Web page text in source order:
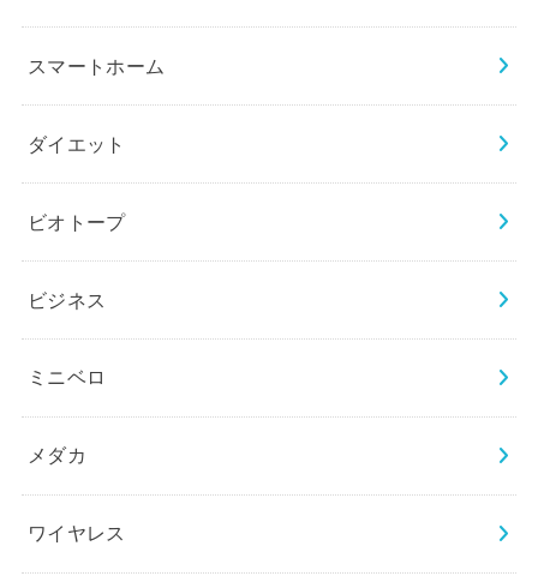
スマートホーム
ダイエット
ビオトープ
ビジネス
ミニベロ
メダカ
ワイヤレス